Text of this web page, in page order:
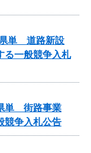
単 道路新設
る一般競争入札
単 街路事業
競争入札公告